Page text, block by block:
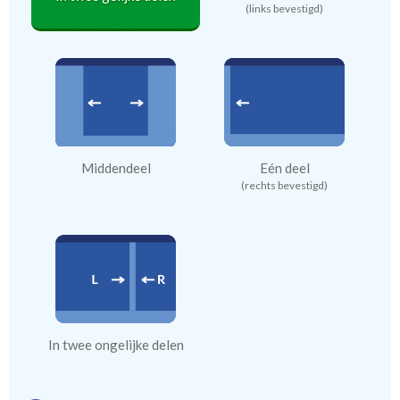
(links bevestigd)
Middendeel Eén deel
(rechts bevestigd)
In twee ongelijke delen